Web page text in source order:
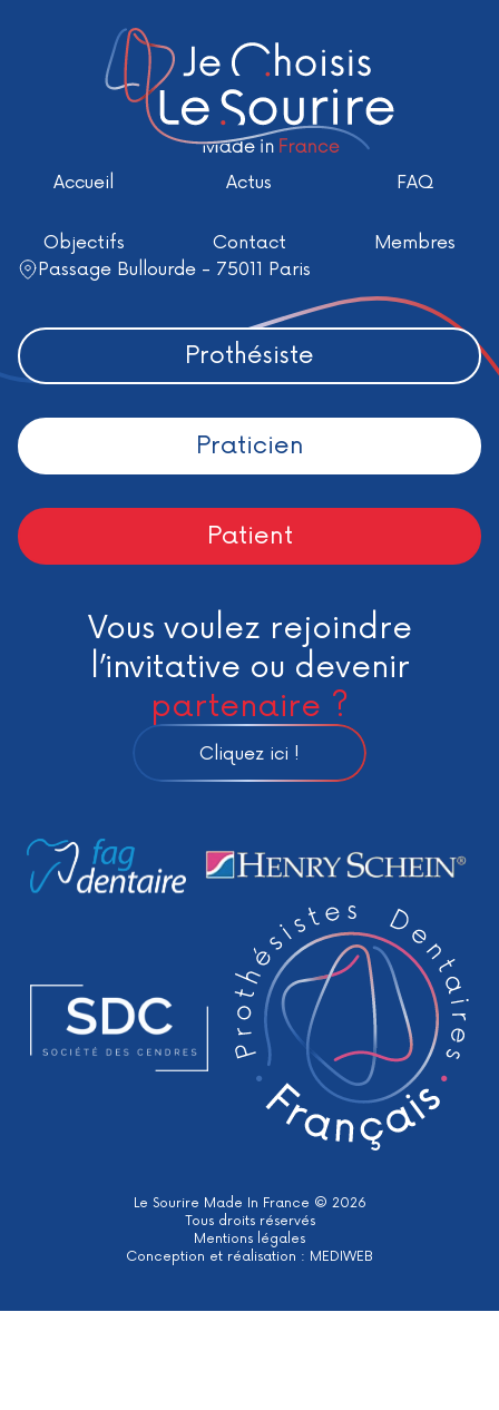
Accueil Actus FAQ
Objectifs Contact
Membres
Passage Bullourde - 75011 Paris
Prothésiste
Praticien
Patient
Vous voulez rejoindre
l’invitative ou devenir
partenaire ?
Cliquez ici !
Le Sourire Made In France © 2026
Tous droits réservés
Mentions légales
Conception et réalisation : MEDIWEB